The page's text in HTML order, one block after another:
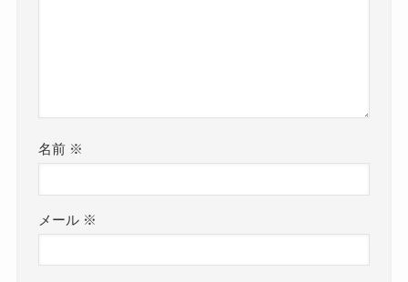
名前 ※
メール ※